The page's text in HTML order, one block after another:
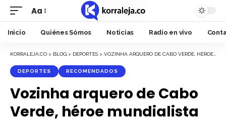
Font
Resizer
Aa
Inicio Quiénes Sómos Noticias Radio en vivo
KORRALEJA.CO > BLOG > DEPORTES > VOZINHA ARQUERO DE CABO VERDE, HÉROE MUNDIALISTA
DEPORTES RECOMENDADOS
Vozinha arquero de Cabo
Verde, héroe mundialista